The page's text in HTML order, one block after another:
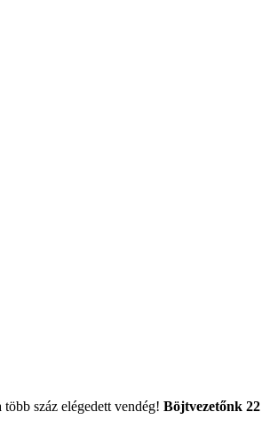
száz elégedett vendég! Böjtvezetőnk 22